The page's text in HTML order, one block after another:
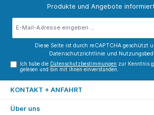
Produkte und Angebote
Diese Seite ist durch reCAPTCHA geschützt
Datenschutzrichtlinie und
Ich habe die Datenschutzbestimmungen zur Kenntnis
gelesen und bin mit ihnen einverstanden.
KONTAKT + ANFAHRT
Über uns